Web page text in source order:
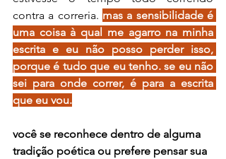
contra a correria. mas a sensibilidade é
uma coisa à qual me agarro na minha
escrita e eu não posso perder isso,
porque é tudo que eu tenho. se eu não
sei para onde correr, é para a escrita
que eu vou.
você se reconhece dentro de alguma
tradição poética ou prefere pensar sua